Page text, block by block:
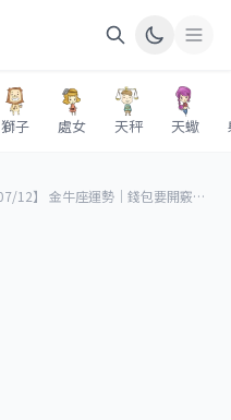
獅子 處女 天秤 天蠍
【2026/07/06 - 2026/07/12】 金牛座運勢｜錢包要開竅，這週財運暗藏關鍵轉折